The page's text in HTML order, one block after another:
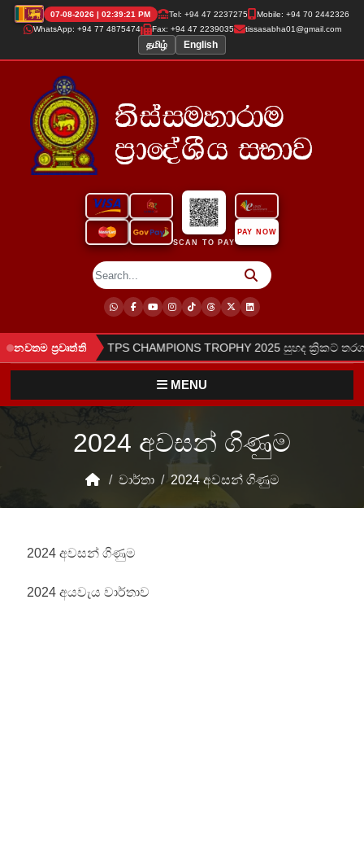
07-08-2026 | 02:39:21 PM Tel: +94 47 2237275
Mobile: +94 70 2442326
WhatsApp: +94 77 4875474
Fax: +94 47 2239035 tissasabha01@gmail.com
தமிழ் English
SCAN TO PAY
PAY NOW
නවතම ප්‍රවෘත්ති
සිදුකරන ලදී. ● TPS CHAMPIONS TROPHY 2025 සුහද ක්‍රිකට්
MENU
2024 අවසන් ගිණුම
/ වාර්තා / 2024 අවසන් ගිණුම
2024 අවසන් ගිණුම
2024 අයවැය වාර්තාව